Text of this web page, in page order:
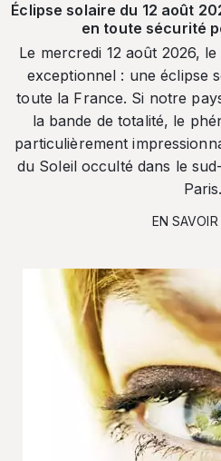
Éclipse solaire du 12 août
en toute sécurité
Le mercredi 12 août 2026,
exceptionnel : une éclipse
toute la France. Si notre
la bande de totalité, le
particulièrement
du Soleil occulté dans le
Paris.
EN SAVOIR